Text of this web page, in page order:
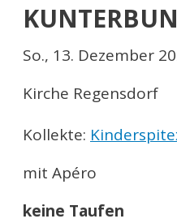
So., 13. Dezember
Kirche Regensdorf
Kollekte:
mit Apéro
keine Taufen